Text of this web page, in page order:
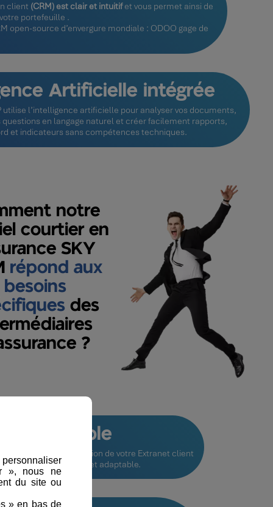
client (CRM) est clair et intuitifet vous permet ainsi de
portefeuille .
open-source d’envergure mondiale : ODOO gage de
Artificielle intégrée
utilise l’intelligence artificielle pour analyser vos documents,
questions en langage naturel et créer facilement rapports,
et indicateurs sans compétences techniques.
notre
courtier en
SKY
répond aux
besoins
des
?
des outils pour la création de votre Extranet client
personnalisable et adaptable.
personnaliser
», nous ne
du site ou
» en bas de